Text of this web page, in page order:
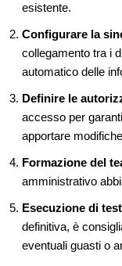
esistente.
Configurare la
collegamento tra i
automatico delle
Definire le
accesso per
apportare
Formazione del
amministrativo
Esecuzione di
definitiva, è
eventuali guasti o